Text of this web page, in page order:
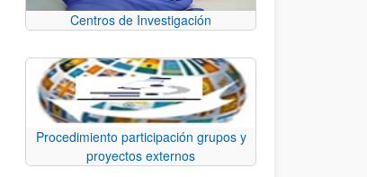
Centros de Investigación
Procedimiento participación grupos y
proyectos externos